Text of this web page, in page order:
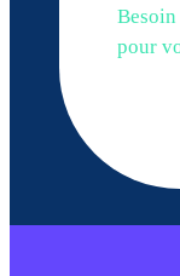
Besoin
pour